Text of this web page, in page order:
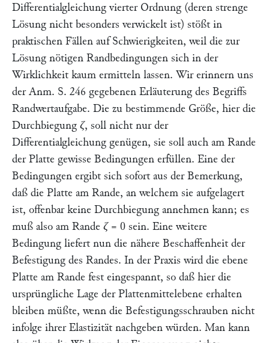
Differentialgleichung vierter Ordnung (deren strenge
Lösung nicht besonders verwickelt ist) stößt in
praktischen Fällen auf Schwierigkeiten, weil die zur
Lösung nötigen Randbedingungen sich in der
Wirklichkeit kaum ermitteln lassen. Wir erinnern uns
der Anm. S. 246 gegebenen Erläuterung des Begriffs
Randwertaufgabe. Die zu bestimmende Größe, hier die
Durchbiegung ζ, soll nicht nur der
Differentialgleichung genügen, sie soll auch am Rande
der Platte gewisse Bedingungen erfüllen. Eine der
Bedingungen ergibt sich sofort aus der Bemerkung,
daß die Platte am Rande, an welchem sie aufgelagert
ist, offenbar keine Durchbiegung annehmen kann; es
muß also am Rande ζ= 0 sein. Eine weitere
Bedingung liefert nun die nähere Beschaffenheit der
Befestigung des Randes. In der Praxis wird die ebene
Platte am Rande fest eingespannt, so daß hier die
ursprüngliche Lage der Plattenmittelebene erhalten
bleiben müßte, wenn die Befestigungsschrauben nicht
infolge ihrer Elastizität nachgeben würden. Man kann